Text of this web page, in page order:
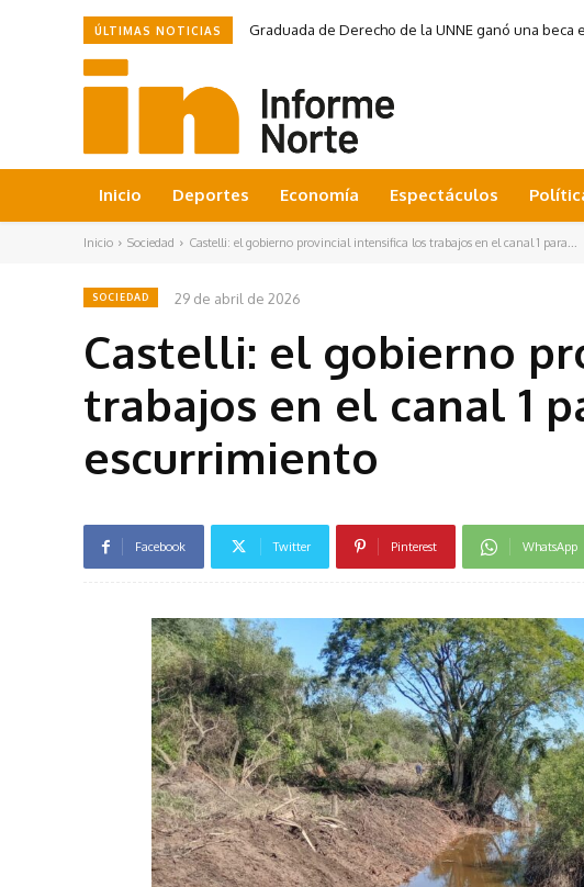
ÚLTIMAS NOTICIAS Graduada de Derecho de la UNNE ganó una
Inicio Deportes Economía Espectáculos
Inicio Sociedad Castelli: el gobierno provincial intensifica los trabajos en el canal 1 para...
SOCIEDAD 29 de abril de 2026
Castelli: el gobierno
trabajos en el canal 1
escurrimiento
Facebook Twitter Pinterest WhatsApp